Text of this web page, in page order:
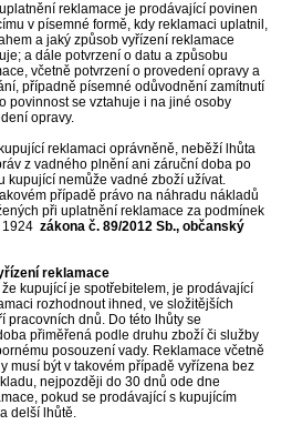
reklamace je prodávající povinen
v písemné formě, kdy reklamaci uplatnil,
a jaký způsob vyřízení reklamace
a dále potvrzení o datu a způsobu
včetně potvrzení o provedení opravy a
případně písemné odůvodnění zamítnutí
povinnost se vztahuje i na jiné osoby
opravy.
reklamaci oprávněně, neběží lhůta
z vadného plnění ani záruční doba po
kupující nemůže vadné zboží užívat.
případě právo na náhradu nákladů
při uplatnění reklamace za podmínek
1924 zákona č. 89/2012 Sb., občanský
reklamace
kupující je spotřebitelem, je prodávající
rozhodnout ihned, ve složitějších
pracovních dnů. Do této lhůty se
přiměřená podle druhu zboží či služby
posouzení vady. Reklamace včetně
musí být v takovém případě vyřízena bez
nejpozději do 30 dnů ode dne
pokud se prodávající s kupujícím
delší lhůtě.